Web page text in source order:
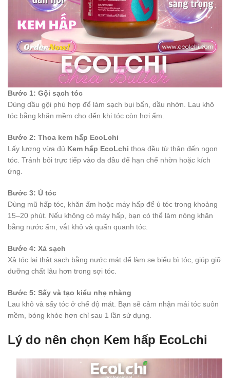
Bước 1: Gội sạch tóc
Dùng dầu gội phù hợp để làm sạch bụi bẩn, dầu nhờn. Lau khô
tóc bằng khăn mềm cho đến khi tóc còn hơi ẩm.
Bước 2: Thoa kem hấp EcoLchi
Lấy lượng vừa đủ Kem hấp EcoLchi thoa đều từ thân đến ngọn
tóc. Tránh bôi trực tiếp vào da đầu để hạn chế nhờn hoặc kích
ứng.
Bước 3: Ủ tóc
Dùng mũ hấp tóc, khăn ấm hoặc máy hấp để ủ tóc trong khoảng
15–20 phút. Nếu không có máy hấp, bạn có thể làm nóng khăn
bằng nước ấm, vắt khô và quấn quanh tóc.
Bước 4: Xả sạch
Xả tóc lại thật sạch bằng nước mát để làm se biểu bì tóc, giúp giữ
dưỡng chất lâu hơn trong sợi tóc.
Bước 5: Sấy và tạo kiểu nhẹ nhàng
Lau khô và sấy tóc ở chế độ mát. Bạn sẽ cảm nhận mái tóc suôn
mềm, bóng khỏe hơn chỉ sau 1 lần sử dụng.
Lý do nên chọn Kem hấp EcoLchi